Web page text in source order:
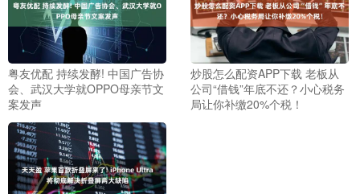
粤友优配 持续发酵! 中国广告协
会、武汉大学就OPPO母亲节文
案发声
炒股怎么配资APP下载 老板从
公司“借钱”年底不还？小心税务
局让你补缴20%个税！